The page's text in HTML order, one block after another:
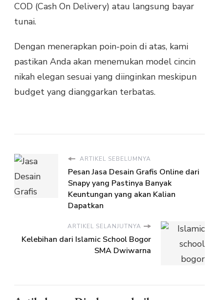
COD (Cash On Delivery) atau langsung bayar
tunai.
Dengan menerapkan poin-poin di atas, kami
pastikan Anda akan menemukan model cincin
nikah elegan sesuai yang diinginkan meskipun
budget yang dianggarkan terbatas.
ARTIKEL SEBELUMNYA
Pesan Jasa Desain Grafis Online dari
Snapy yang Pastinya Banyak
Keuntungan yang akan Kalian
Dapatkan
ARTIKEL SELANJUTNYA
Kelebihan dari Islamic School Bogor
SMA Dwiwarna